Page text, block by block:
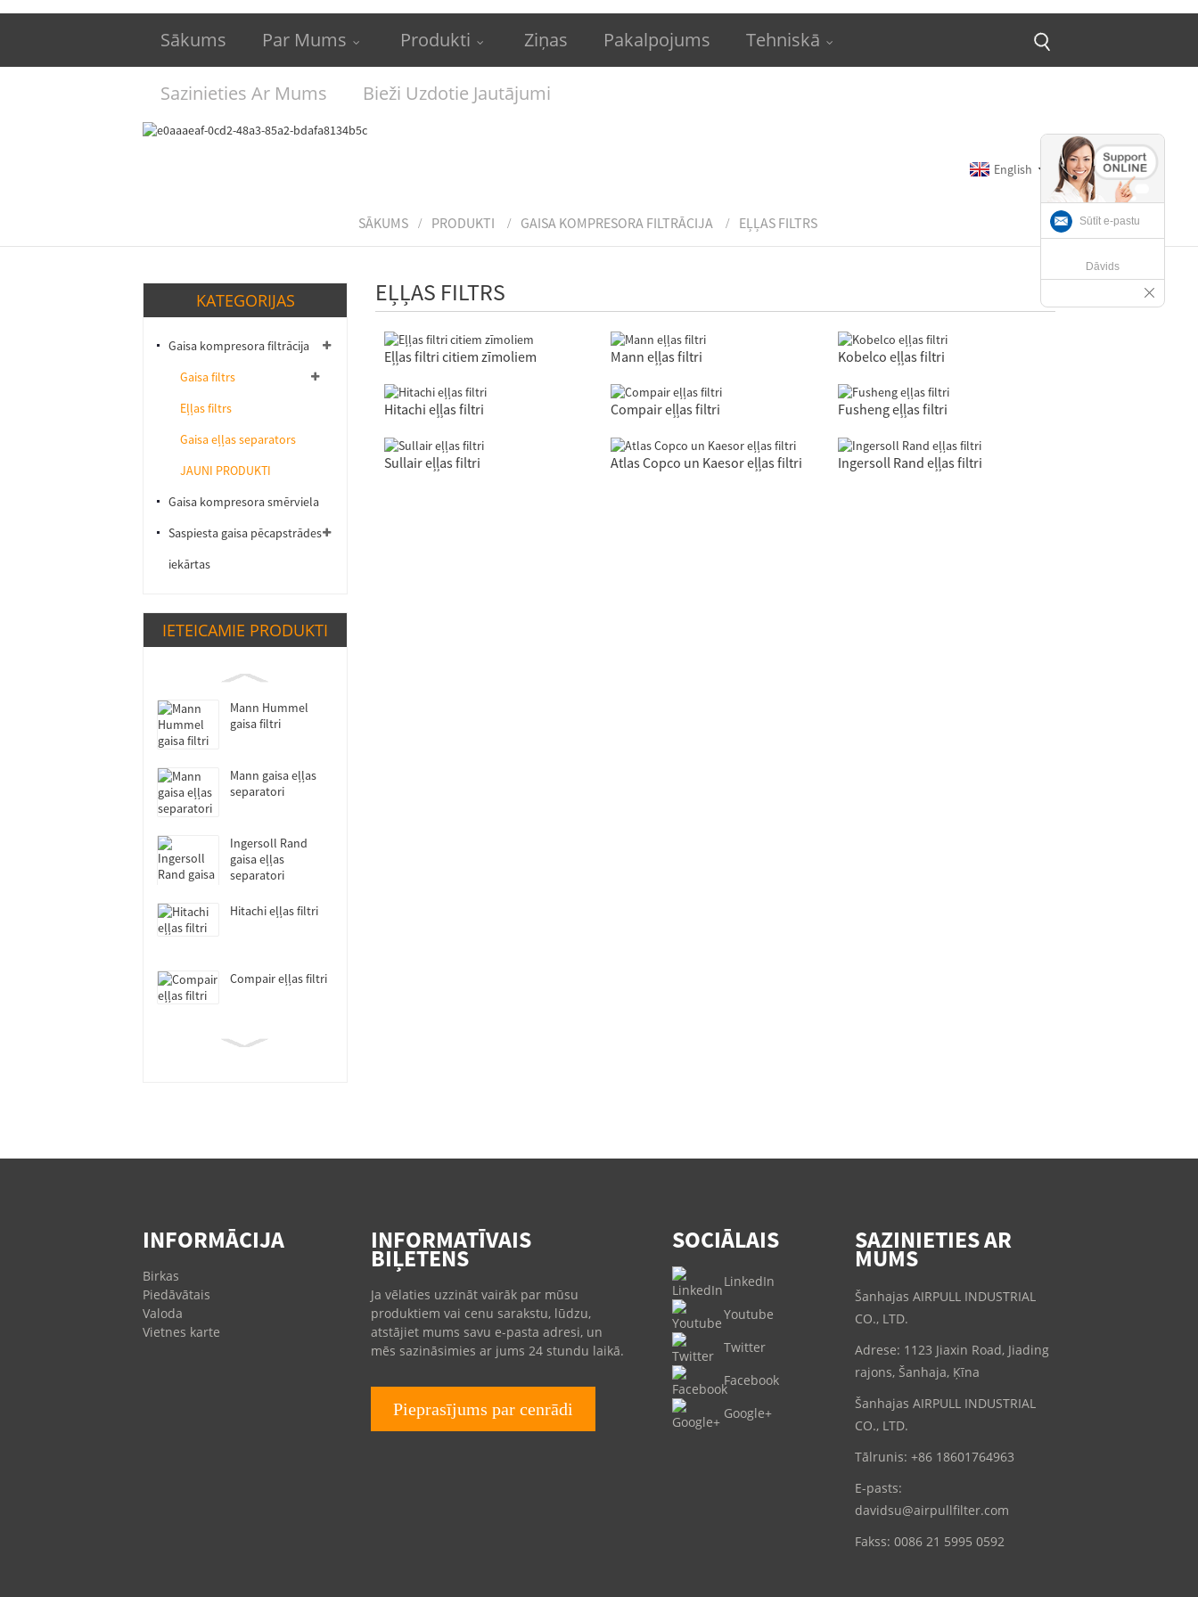
Sākums Par Mums Produkti Ziņas Pakalpojums Tehniskā
Sazinieties Ar Mums Bieži Uzdotie Jautājumi
English
SĀKUMS PRODUKTI GAISA KOMPRESORA FILTRĀCIJA EĻĻAS FILTRS
KATEGORIJAS
Gaisa kompresora filtrācija
Gaisa filtrs
Eļļas filtrs
Gaisa eļļas separators
JAUNI PRODUKTI
Gaisa kompresora smērviela
Saspiesta gaisa pēcapstrādes
iekārtas
IETEICAMIE PRODUKTI
Mann Hummel
gaisa filtri
Mann gaisa eļļas
separatori
Ingersoll Rand
gaisa eļļas
separatori
Hitachi eļļas filtri
Compair eļļas filtri
Fusheng eļļas filtri
Ingersoll Rand
EĻĻAS FILTRS
Eļļas filtri citiem zīmoliem Mann eļļas filtri Kobelco eļļas filtri
Hitachi eļļas filtri Compair eļļas filtri Fusheng eļļas filtri
Sullair eļļas filtri Atlas Copco un Kaesor eļļas filtri Ingersoll Rand eļļas filtri
INFORMĀCIJA
Birkas
Piedāvātais
Valoda
Vietnes karte
INFORMATĪVAIS
BIĻETENS
Ja vēlaties uzzināt vairāk par mūsu
produktiem vai cenu sarakstu, lūdzu,
atstājiet mums savu e-pasta adresi, un
mēs sazināsimies ar jums 24 stundu laikā.
Pieprasījums par cenrādi
SOCIĀLAIS
LinkedIn
Youtube
Twitter
Facebook
Google+
SAZINIETIES AR
MUMS
Šanhajas AIRPULL INDUSTRIAL
CO., LTD.
Adrese: 1123 Jiaxin Road, Jiading
rajons, Šanhaja, Ķīna
Šanhajas AIRPULL INDUSTRIAL
CO., LTD.
Tālrunis: +86 18601764963
E-pasts:
davidsu@airpullfilter.com
Fakss: 0086 21 5995 0592
Sūtīt e-pastu
Dāvids